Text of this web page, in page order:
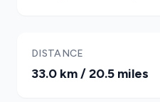
DISTANCE
33.0 km / 20.5 miles